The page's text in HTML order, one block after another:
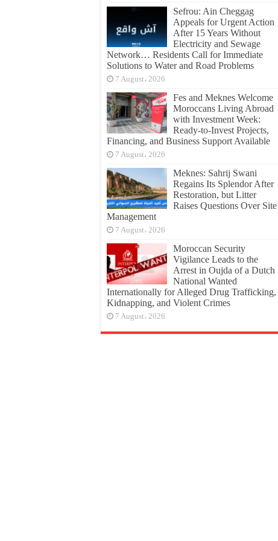
Sefrou: Ain Cheggag
Appeals for Urgent Action
After 15 Years Without
Electricity and Sewage
Network… Residents Call for Immediate
Solutions to Water and Road Problems
7 August، 2026
Fes and Meknes Welcome
Moroccans Living Abroad
with Investment Week:
Ready-to-Invest Projects,
Financing, and Business Support Available
7 August، 2026
Meknes: Sahrij Swani
Regains Its Splendor After
Restoration, but Litter
Raises Questions Over Site
Management
7 August، 2026
Moroccan Security
Vigilance Leads to the
Arrest in Oujda of a Dutch
National Wanted
Internationally for Alleged Drug Trafficking,
Kidnapping, and Violent Crimes
7 August، 2026